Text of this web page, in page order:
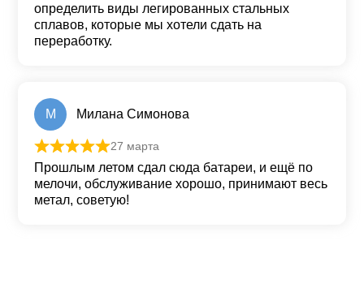
определить виды легированных стальных
сплавов, которые мы хотели сдать на
переработку.
М Милана Симонова
Оценка из 5
27 марта
Прошлым летом сдал сюда батареи, и ещё по
мелочи, обслуживание хорошо, принимают весь
метал, советую!